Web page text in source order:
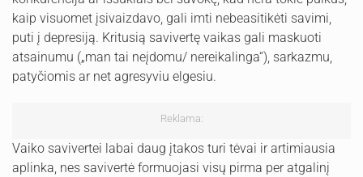
kaip visuomet įsivaizdavo, gali imti nebeasitikėti savimi,
puti į depresiją. Kritusią savivertę vaikas gali maskuoti
atsainumu („man tai neįdomu/ nereikalinga“), sarkazmu,
patyčiomis ar net agresyviu elgesiu.
Reklama:
Vaiko savivertei labai daug įtakos turi tėvai ir artimiausia
aplinka, nes savivertė formuojasi visų pirma per atgalinį